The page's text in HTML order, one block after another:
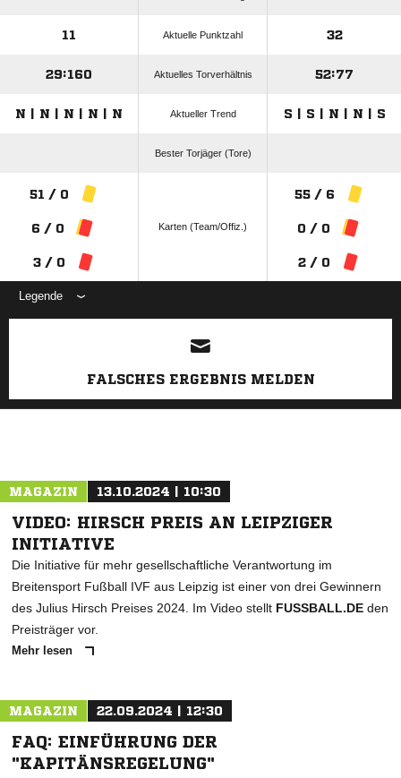
11 Aktuelle Punktzahl 32
29:160 Aktuelles Torverhältnis 52:77
N | N | N | N | N Aktueller Trend S | S | N | N | S
Bester Torjäger (Tore)
51 / 0
6 / 0
3 / 0
Karten (Team/Offiz.)
55 / 6
0 / 0
2 / 0
Legende
ANZEIGE
FALSCHES ERGEBNIS MELDEN
MAGAZIN 13.10.2024 | 10:30
VIDEO: HIRSCH PREIS AN LEIPZIGER
INITIATIVE
Die Initiative für mehr gesellschaftliche Verantwortung im
Breitensport Fußball IVF aus Leipzig ist einer von drei Gewinnern
des Julius Hirsch Preises 2024. Im Video stellt FUSSBALL.DE den
Preisträger vor.
Mehr lesen
MAGAZIN 22.09.2024 | 12:30
FAQ: EINFÜHRUNG DER
"KAPITÄNSREGELUNG"